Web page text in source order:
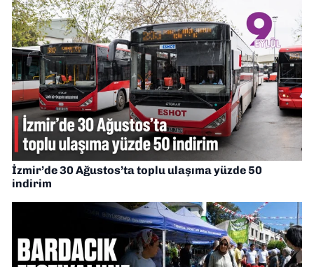
İzmir’de 30 Ağustos’ta toplu ulaşıma yüzde 50
indirim